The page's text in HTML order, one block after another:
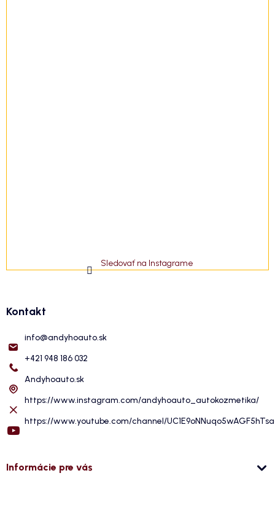
Sledovať na Instagrame
Kontakt
info@andyhoauto.sk
+421 948 186 032
Andyhoauto.sk
https://www.instagram.com/andyhoauto_autokozmetika/
https://www.youtube.com/channel/
Informácie pre vás